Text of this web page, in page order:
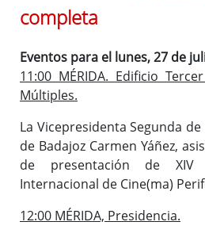
completa
Eventos para el lunes, 27 de
11:00 MÉRIDA. Edificio
Múltiples.
La Vicepresidenta Segunda
de Badajoz Carmen Yáñez,
de presentación de XIV
Internacional de Cine(ma)
12:00 MÉRIDA, Presidencia.